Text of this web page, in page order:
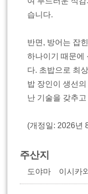
습니다.
반면, 방어는 잡
하나이기 때문에
다. 초밥으로 최
밥 장인이 생선
난 기술을 갖추
(개정일: 2026년
주산지
도야마 이시카